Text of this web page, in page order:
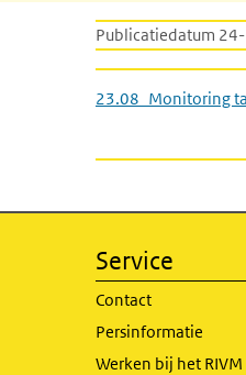
Publicatiedatum
23.08_Monitoring
Service
Contact
Persinformatie
Werken bij het RIVM